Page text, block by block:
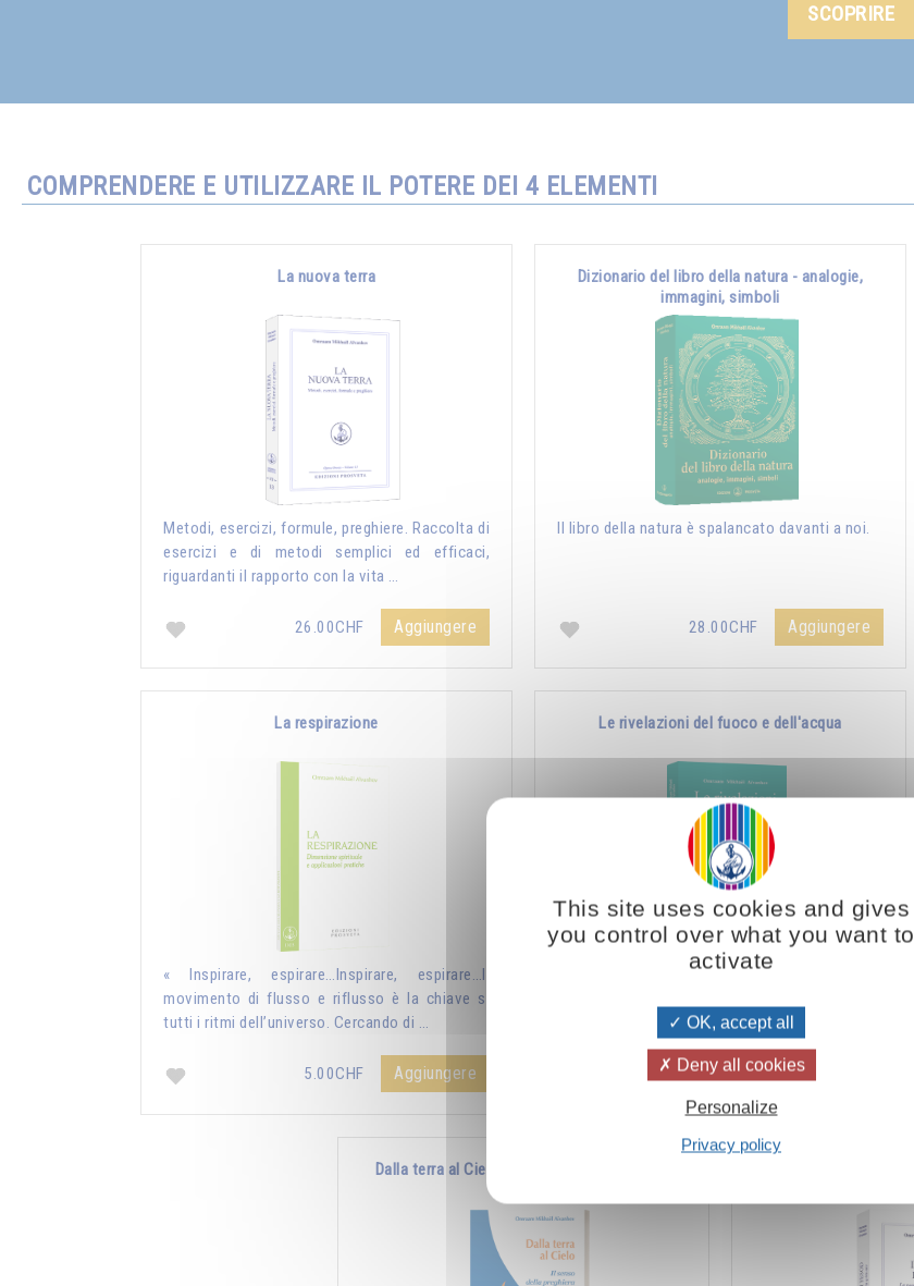
SCOPRIRE
COMPRENDERE E UTILIZZARE IL POTERE DEI 4 ELEMENTI
La nuova terra
Metodi, esercizi, formule, preghiere. Raccolta di
esercizi e di metodi semplici ed efficaci,
riguardanti il rapporto con la vita …
26.00CHF Aggiungere
Dizionario del libro della natura - analogie,
immagini, simboli
Il libro della natura è spalancato davanti a noi.
28.00CHF Aggiungere
La respirazione
« Inspirare, espirare…Inspirare, espirare…Il
movimento di flusso e riflusso è la chiave si
tutti i ritmi dell’universo. Cercando di …
5.00CHF Aggiungere
Le rivelazioni del fuoco e dell'acqua
La nostra vita psichica è modellata dalle forze
di cui noi ci impregniamo. Ecco perché è …
14.00CHF Aggiungere
Dalla terra al Cielo – Il senso della preghiera
This site uses cookies and gives
you control over what you want to
activate
OK, accept all
Deny all cookies
Personalize
Privacy policy